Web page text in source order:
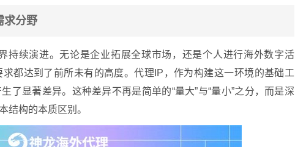
求分野
持续演进。无论是企业拓展全球市场，还是个人进行海外数字活
都达到了前所未有的高度。代理IP，作为构建这一环境的基础工
了显著差异。这种差异不再是简单的“量大”与“量小”之分，而是深
结构的本质区别。